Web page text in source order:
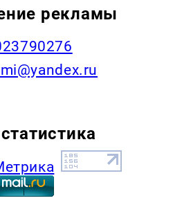
рекламы